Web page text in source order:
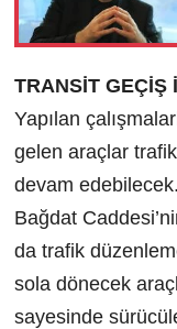
TRANSİT GEÇİŞ
Yapılan
gelen araçlar
devam
Bağdat
da trafik
sola dönecek
sayesinde